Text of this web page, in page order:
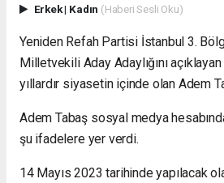
Erkek| Kadın (Haberi Sesli Oku)
Yeniden Refah Partisi İstanbul 3.
Milletvekili Aday Adaylığını
yıllardır siyasetin içinde olan Adem
Adem Tabaş sosyal medya
şu ifadelere yer verdi.
14 Mayıs 2023 tarihinde yapılacak